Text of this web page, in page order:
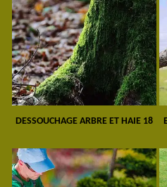
DESSOUCHAGE ARBRE ET HAIE 18